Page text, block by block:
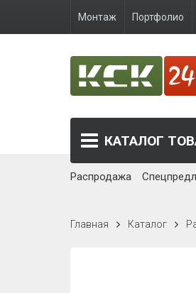
Монтаж Портфолио
КАТАЛОГ
Распродажа
Главная Каталог